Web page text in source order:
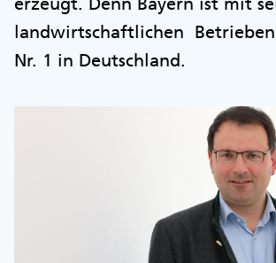
landwirtschaftlichen
Nr. 1 in Deutschland.